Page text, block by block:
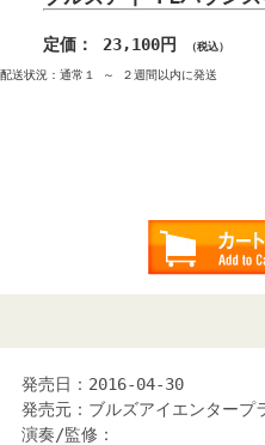
定価： 23,100円 （税込）
配送状況：通常１ ～ ２週間以内に発送
発売日：2016-04-30
発売元：ブルズアイエンタープ
演奏/監修：